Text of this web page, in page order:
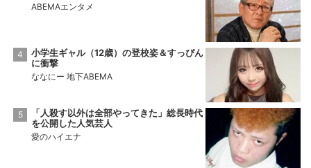
ABEMAエンタメ
小学生ギャル（12歳）の登校姿＆すっぴん
に衝撃
ななにー 地下ABEMA
「人殺す以外は全部やってきた」総長時代
を公開した人気芸人
愛のハイエナ